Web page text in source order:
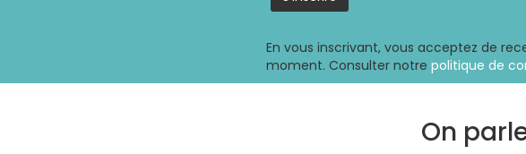
En vous inscrivant, vous acceptez de
moment. Consulter notre politique de
On